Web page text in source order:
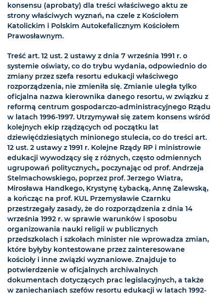
konsensu (aprobaty) dla treści właściwego aktu ze
strony właściwych wyznań, na czele z Kościołem
Katolickim i Polskim Autokefalicznym Kościołem
Prawosławnym.
Treść art. 12 ust. 2 ustawy z dnia 7 września 1991 r. o
systemie oświaty, co do trybu wydania, odpowiednio do
zmiany przez szefa resortu edukacji właściwego
rozporządzenia, nie zmieniła się. Zmianie uległa tylko
oficjalna nazwa kierownika danego resortu, w związku z
reformą centrum gospodarczo-administracyjnego Rządu
w latach 1996-1997. Utrzymywał się zatem konsens wśród
kolejnych ekip rządzących od początku lat
dziewięćdziesiątych minionego stulecia, co do treści art.
12 ust. 2 ustawy z 1991 r. Kolejne Rządy RP i ministrowie
edukacji wywodzący się z różnych, często odmiennych
ugrupowań politycznych,, poczynając od prof. Andrzeja
Stelmachowskiego, poprzez prof. Jerzego Wiatra,
Mirosława Handkego, Krystynę Łybacką, Annę Zalewską,
a kończąc na prof. KUL Przemysławie Czarnku
przestrzegały zasady, że do rozporządzenia z dnia 14
września 1992 r. w sprawie warunków i sposobu
organizowania nauki religii w publicznych
przedszkolach i szkołach minister nie wprowadza zmian,
które byłyby kontestowane przez zainteresowane
kościoły i inne związki wyznaniowe. Znajduje to
potwierdzenie w oficjalnych archiwalnych
dokumentach dotyczących prac legislacyjnych, a także
w zaniechaniach szefów resortu edukacji w latach 1992-